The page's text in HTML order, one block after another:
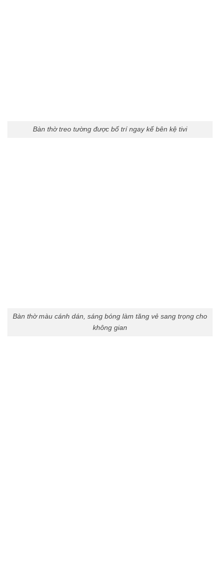
Bàn thờ treo tường được bố trí ngay kế bên kệ tivi
Bàn thờ màu cánh dán, sáng bóng làm tăng vẻ sang trọng cho
không gian